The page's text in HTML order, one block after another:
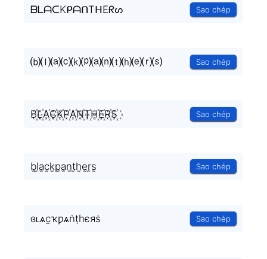
ᗷᒪᗩᑕKᑭᗩᑎTᕼEᖇᔕ Sao chép
⒝⒧⒜⒞⒦⒫⒜⒩⒯⒣⒠⒭⒮ Sao chép
B꙰L꙰A꙰C꙰K꙰P꙰A꙰N꙰T꙰H꙰E꙰R꙰S꙰ Sao chép
b̫l̫a̫c̫k̫p̫a̫n̫t̫h̫e̫r̫s̫ Sao chép
ɞʟѧc̫ҡƿѧṅṭһєяṡ Sao chép